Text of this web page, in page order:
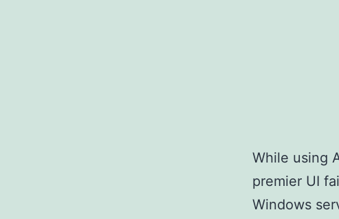
While using
premier UI
Windows